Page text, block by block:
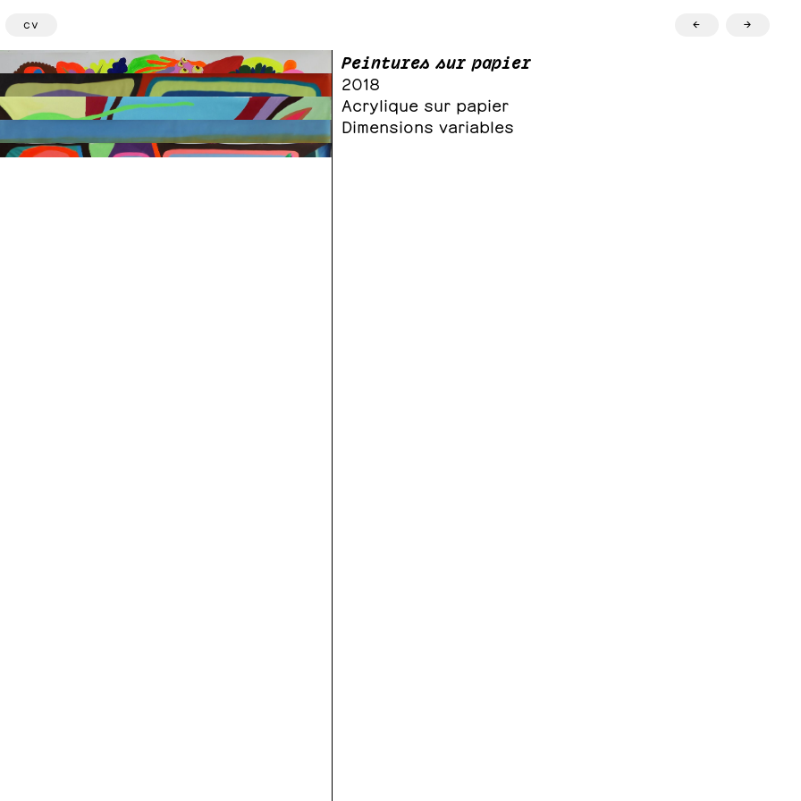
cv ← →
Peintures sur papier
2018
Acrylique sur papier
Dimensions variables
, 2018, acrylique sur papier, 171 x 171 cm
167, 2018, acrylique sur papier, 100 x 90 cm
, 2018, acrylique sur papier, 120 x 120 cm
171, 2018, acrylique sur papier, 206 x 211 cm